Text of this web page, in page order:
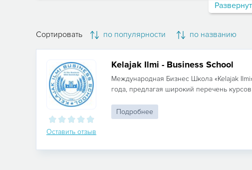
Сортировать по популярности по названию
Оставить отзыв
Kelajak Ilmi - Business School
Международная Бизнес Школа «Kelajak
года, предлагая широкий перечень
Подробнее